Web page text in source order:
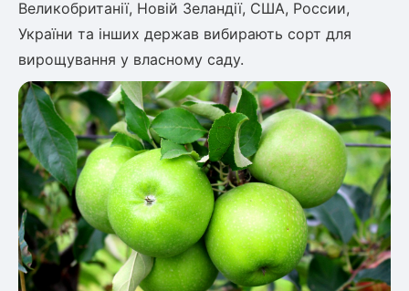
Великобританії, Новій Зеландії, США, Росcии,
України та інших держав вибирають сорт для
вирощування у власному саду.